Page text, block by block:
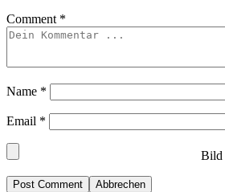
Comment *
Name *
Email *
Bild
Abbrechen